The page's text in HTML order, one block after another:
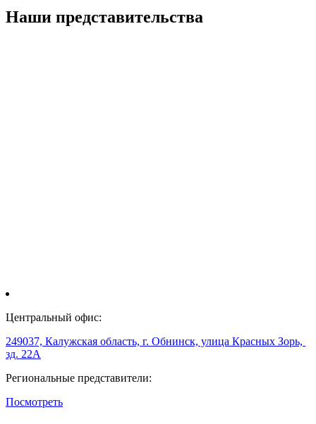
Наши представительства
Центральный офис:
249037, Калужская область, г. Обнинск, улица Красных Зорь,
зд. 22А
Региональные представители:
Посмотреть